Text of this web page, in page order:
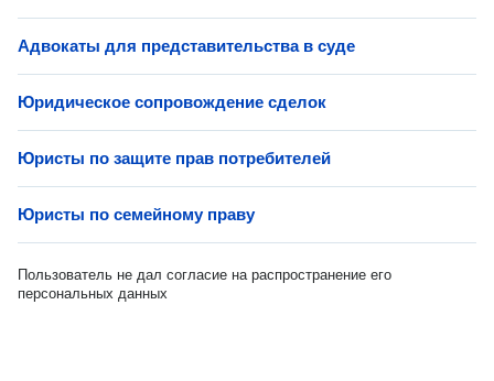
Адвокаты для представительства в суде
Юридическое сопровождение сделок
Юристы по защите прав потребителей
Юристы по семейному праву
Пользователь не дал согласие на распространение его
персональных данных